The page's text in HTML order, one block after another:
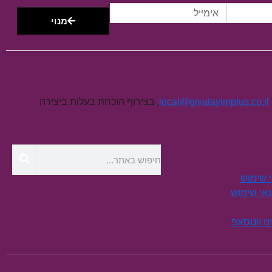
מנוי
local@givatayimplus.co.il , בצירוף הוכחת בעלות ביצירה
שימוש
שימוש
ווטסאפ